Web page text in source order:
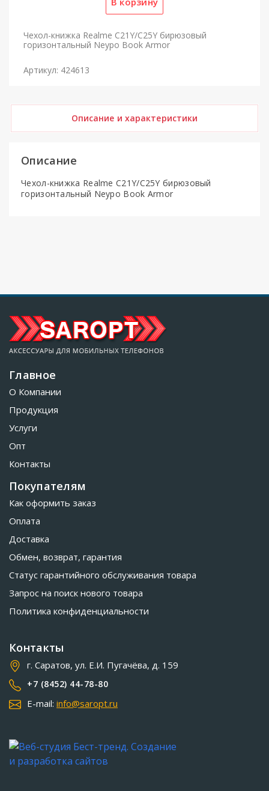
Чехол-книжка Realme C21Y/C25Y бирюзовый
горизонтальный Neypo Book Armor
Артикул: 424613
Описание и характеристики
Описание
Чехол-книжка Realme C21Y/C25Y бирюзовый
горизонтальный Neypo Book Armor
Главное
О Компании
Продукция
Услуги
Опт
Контакты
Покупателям
Как оформить заказ
Оплата
Доставка
Обмен, возврат, гарантия
Статус гарантийного обслуживания товара
Запрос на поиск нового товара
Политика конфиденциальности
Контакты
г. Саратов, ул. Е.И. Пугачёва, д. 159
+7 (8452) 44-78-80
E-mail: info@saropt.ru